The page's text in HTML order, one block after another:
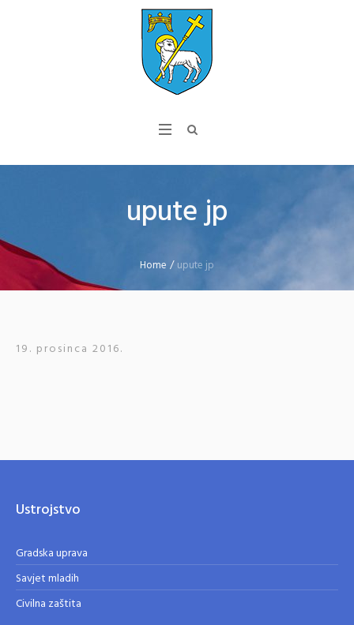
upute jp
Home /upute jp
19. prosinca 2016.
Ustrojstvo
Gradska uprava
Savjet mladih
Civilna zaštita